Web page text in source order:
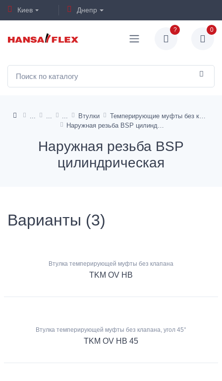
Киев Днепр
? 0
Втулки
Темперирующие муфты без клапана
Наружная резьба BSP
цилиндрическая
Варианты (3)
Втулка темперирующей муфты без клапана
TKM OV HB
Втулка темперирующей муфты без клапана, угол 45°
TKM OV HB 45